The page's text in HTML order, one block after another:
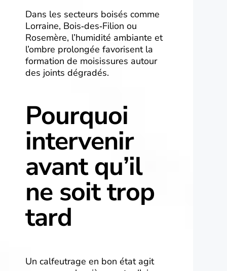
Dans les secteurs boisés comme
Lorraine, Bois‑des‑Filion ou
Rosemère, l’humidité ambiante et
l’ombre prolongée favorisent la
formation de moisissures autour
des joints dégradés.
Pourquoi
intervenir
avant qu’il
ne soit trop
tard
Un calfeutrage en bon état agit